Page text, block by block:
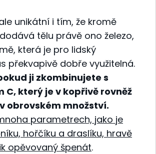
unikátní i tím, že kromě
tělu právě ono železo,
která je pro lidský
překvapivě dobře využitelná.
ji zkombinujete s
C, který je v kopřivě rovněž
obrovském množství.
parametrech, jako je
hořčíku a draslíku, hravě
opěvovaný špenát.